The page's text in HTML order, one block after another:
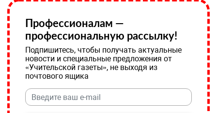
Профессионалам —
профессиональную рассылку!
Подпишитесь, чтобы получать актуальные
новости и специальные предложения от
«Учительской газеты», не выходя из
почтового ящика